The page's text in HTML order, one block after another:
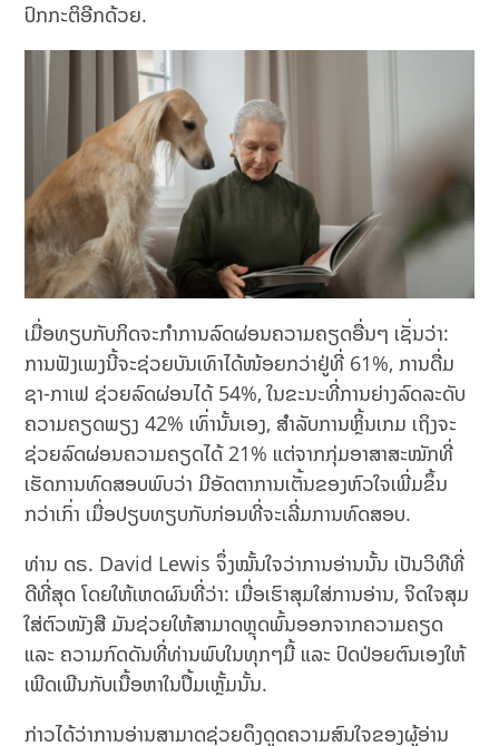
ປົກກະຕິອີກດ້ວຍ.
ເມື່ອທຽບກັບກິດຈະກຳການລົດຜ່ອນຄວາມຄຽດອື່ນໆ ເຊັ່ນວ່າ:
ການຟັງເພງນີ້ຈະຊ່ວຍບັນເທົາໄດ້ໜ້ອຍກວ່າຢູ່ທີ່ 61%, ການດື່ມ
ຊາ-ກາເຟ ຊ່ວຍລົດຜ່ອນໄດ້ 54%, ໃນຂະນະທີ່ການຍ່າງລົດລະດັບ
ຄວາມຄຽດພຽງ 42% ເທົ່ານັ້ນເອງ, ສຳລັບການຫຼິ້ນເກມ ເຖິງຈະ
ຊ່ວຍລົດຜ່ອນຄວາມຄຽດໄດ້ 21% ແຕ່ຈາກກຸ່ມອາສາສະໝັກທີ່
ເຮັດການທົດສອບພົບວ່າ ມີອັດຕາການເຕັ້ນຂອງຫົວໃຈເພີ່ມຂຶ້ນ
ກວ່າເກົ່າ ເມື່ອປຽບທຽບກັບກ່ອນທີ່ຈະເລີ່ມການທົດສອບ.
ທ່ານ ດຣ. David Lewis ຈຶ່ງໝັ້ນໃຈວ່າການອ່ານນັ້ນ ເປັນວິທີທີ່
ດີທີ່ສຸດ ໂດຍໃຫ້ເຫດຜົນທີ່ວ່າ: ເມື່ອເຮົາສຸມໃສ່ການອ່ານ, ຈິດໃຈສຸມ
ໃສ່ຕົວໜັງສື ມັນຊ່ວຍໃຫ້ສາມາດຫຼຸດພົ້ນອອກຈາກຄວາມຄຽດ
ແລະ ຄວາມກົດດັນທີ່ທ່ານພົບໃນທຸກໆມື້ ແລະ ປົດປ່ອຍຕົນເອງໃຫ້
ເພີດເພີນກັບເນື້ອຫາໃນປຶ້ມເຫຼັ້ມນັ້ນ.
ກ່າວໄດ້ວ່າການອ່ານສາມາດຊ່ວຍດຶງດູດຄວາມສົນໃຈຂອງຜູ້ອ່ານ